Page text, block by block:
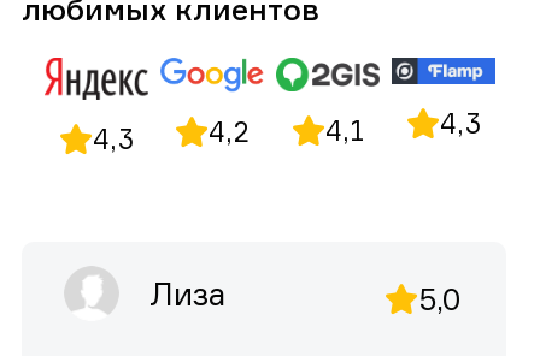
любимых клиентов
4,3 4,2 4,1 4,3
Лиза 5,0